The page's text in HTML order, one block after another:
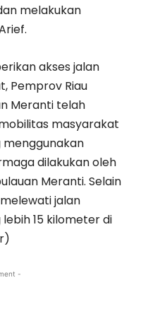
melakukan
akses jalan
Pemprov Riau
Meranti telah
masyarakat
dilakukan oleh
Meranti. Selain
jalan
15 kilometer di
-